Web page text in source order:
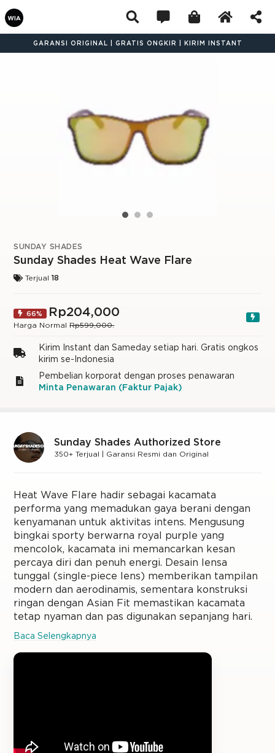
GARANSI ORIGINAL | GRATIS ONGKIR | KIRIM INSTANT
SUNDAY SHADES
Sunday Shades Heat Wave Flare
Terjual18
66% Rp204,000
Harga NormalRp599,000.
Kirim Instant dan Sameday setiap hari. Gratis ongkos
kirim se-Indonesia
Pembelian korporat dengan proses penawaran
Minta Penawaran (Faktur Pajak)
Sunday Shades Authorized Store
350+ Terjual | Garansi Resmi dan Original
Heat Wave Flare hadir sebagai kacamata
performa yang memadukan gaya berani dengan
kenyamanan untuk aktivitas intens. Mengusung
bingkai sporty berwarna royal purple yang
mencolok, kacamata ini memancarkan kesan
percaya diri dan penuh energi. Desain lensa
tunggal (single-piece lens) memberikan tampilan
modern dan aerodinamis, sementara konstruksi
ringan dengan Asian Fit memastikan kacamata
tetap nyaman dan pas digunakan sepanjang hari.
Baca Selengkapnya